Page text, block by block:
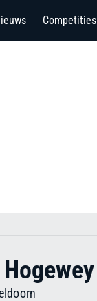
Competities